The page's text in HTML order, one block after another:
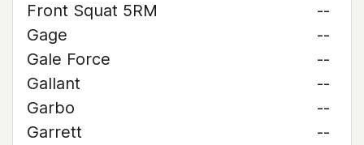
Front Squat 5RM
--
Gage
--
Gale Force
--
Gallant
--
Garbo
--
Garrett
--